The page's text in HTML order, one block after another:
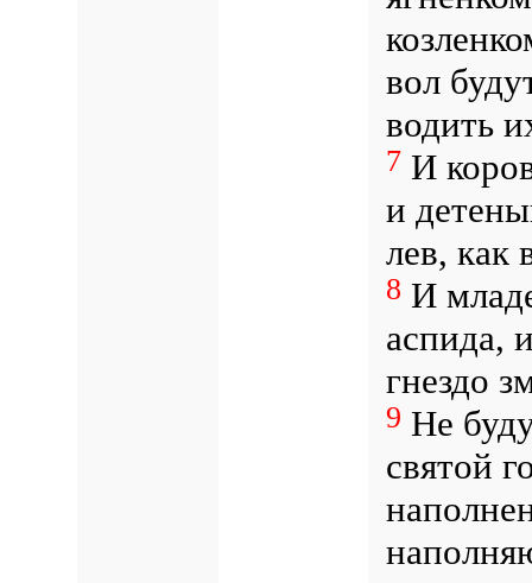
вол
водить
7И
и
лев, как
8 И
аспида,
гнездо
9 Не
святой